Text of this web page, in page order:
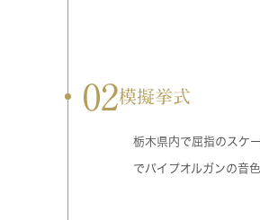
02模擬挙式
栃木県内で屈指のスケ
でパイプオルガンの音